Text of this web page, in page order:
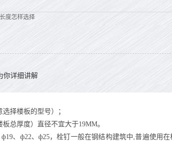
度怎样选择
你详细讲解
择楼板的型号）；
总厚度）直径不宜大于19MM。
、ф22、ф25，栓钉一般在钢结构建筑中,普遍使用